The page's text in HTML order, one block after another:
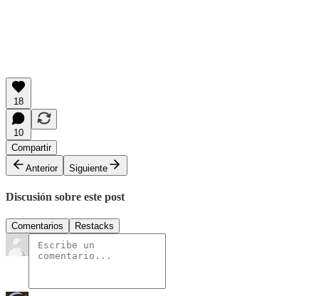
18
10
Compartir
Anterior
Siguiente
Discusión sobre este post
Comentarios Restacks